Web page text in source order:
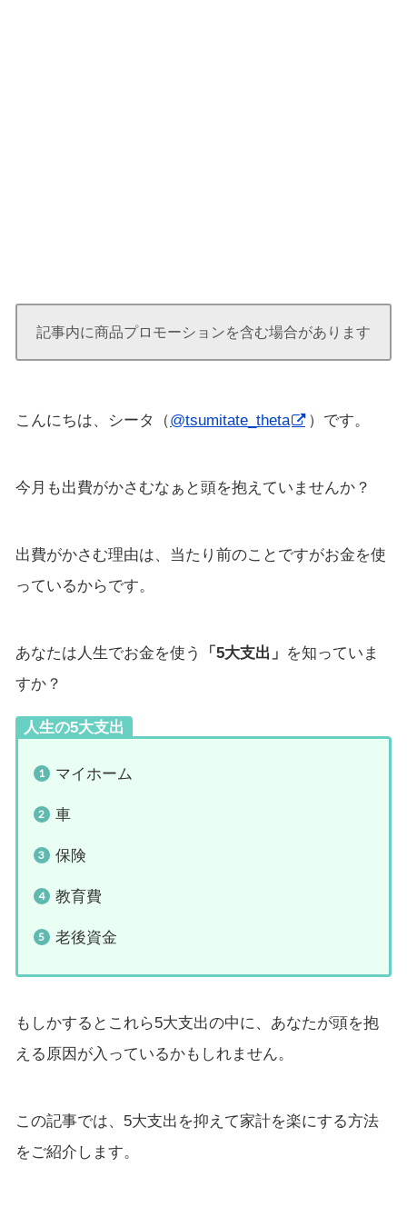
記事内に商品プロモーションを含む場合があります
こんにちは、シータ（@tsumitate_theta ）です。
今月も出費がかさむなぁと頭を抱えていませんか？
出費がかさむ理由は、当たり前のことですがお金を使
っているからです。
あなたは人生でお金を使う 「5大支出」 を知っていま
すか？
人生の5大支出
マイホーム
車
保険
教育費
老後資金
もしかするとこれら5大支出の中に、あなたが頭を抱
える原因が入っているかもしれません。
この記事では、5大支出を抑えて家計を楽にする方法
をご紹介します。